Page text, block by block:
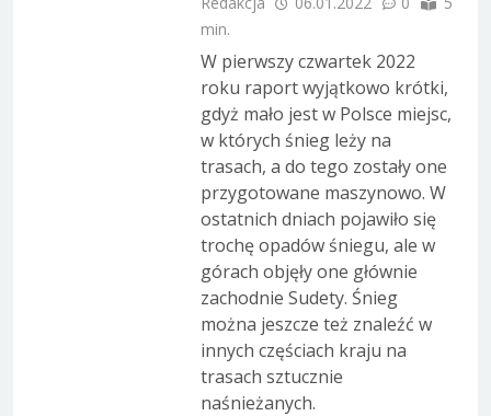
min.
W pierwszy czwartek 2022
roku raport wyjątkowo krótki,
gdyż mało jest w Polsce miejsc,
w których śnieg leży na
trasach, a do tego zostały one
przygotowane maszynowo. W
ostatnich dniach pojawiło się
trochę opadów śniegu, ale w
górach objęły one głównie
zachodnie Sudety. Śnieg
można jeszcze też znaleźć w
innych częściach kraju na
trasach sztucznie
naśnieżanych.